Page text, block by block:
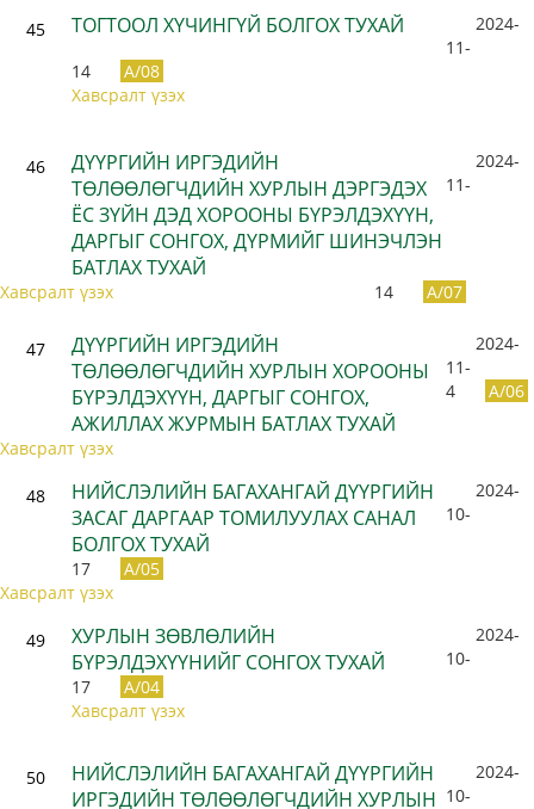
45 ТОГТООЛ ХҮЧИНГҮЙ БОЛГОХ ТУХАЙ
2024-
11-
14
A/08
Хавсралт үзэх
46
ДҮҮРГИЙН ИРГЭДИЙН
ТӨЛӨӨЛӨГЧДИЙН ХУРЛЫН ДЭРГЭДЭХ
ЁС ЗҮЙН ДЭД ХОРООНЫ БҮРЭЛДЭХҮҮН,
ДАРГЫГ СОНГОХ, ДҮРМИЙГ ШИНЭЧЛЭН
БАТЛАХ ТУХАЙ
2024-
11-
14 A/07
Хавсралт үзэх
47
ДҮҮРГИЙН ИРГЭДИЙН
ТӨЛӨӨЛӨГЧДИЙН ХУРЛЫН ХОРООНЫ
БҮРЭЛДЭХҮҮН, ДАРГЫГ СОНГОХ,
АЖИЛЛАХ ЖУРМЫН БАТЛАХ ТУХАЙ
2024-
11-
4
A/06
Хавсралт үзэх
48
НИЙСЛЭЛИЙН БАГАХАНГАЙ ДҮҮРГИЙН
ЗАСАГ ДАРГААР ТОМИЛУУЛАХ САНАЛ
БОЛГОХ ТУХАЙ
2024-
10-
17
A/05
Хавсралт үзэх
49
ХУРЛЫН ЗӨВЛӨЛИЙН
БҮРЭЛДЭХҮҮНИЙГ СОНГОХ ТУХАЙ
2024-
10-
17
A/04
Хавсралт үзэх
50
НИЙСЛЭЛИЙН БАГАХАНГАЙ ДҮҮРГИЙН
ИРГЭДИЙН ТӨЛӨӨЛӨГЧДИЙН ХУРЛЫН
2024-
10-